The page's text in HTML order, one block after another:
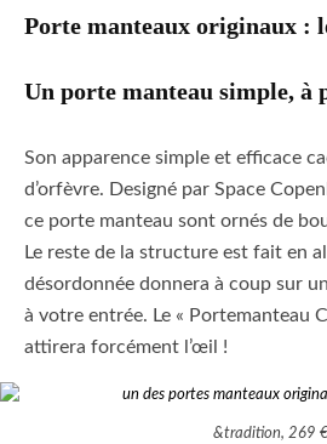
Porte manteaux originaux :
Un porte manteau simple, à
Son apparence simple et efficace
d’orfèvre. Designé par Space
ce porte manteau sont ornés de
Le reste de la structure est fait en
désordonnée donnera à coup sur
à votre entrée. Le « Portemanteau
attirera forcément l’œil !
&tradition, 269